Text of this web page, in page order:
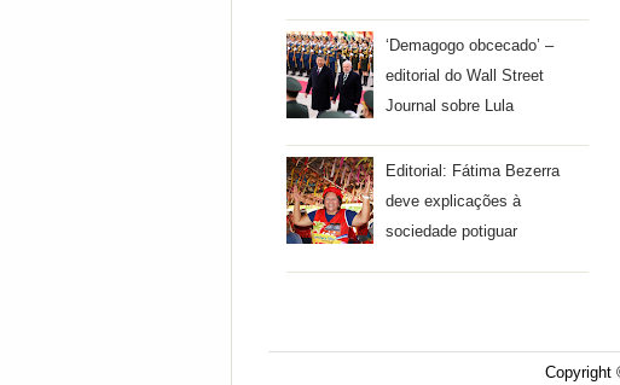
‘Demagogo obcecado’ –
editorial do Wall Street
Journal sobre Lula
Editorial: Fátima Bezerra
deve explicações à
sociedade potiguar
Copyright